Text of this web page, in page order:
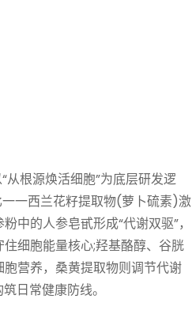
根源焕活细胞”为底层研发逻
一西兰花籽提取物(萝卜硫素)激
中的人参皂甙形成“代谢双驱”，
细胞能量核心;羟基酪醇、谷胱
营养，桑黄提取物则调节代谢
日常健康防线。